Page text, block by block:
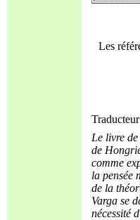
Les
Le livre
de
comme
la pensée
de la
Varga se
nécessité